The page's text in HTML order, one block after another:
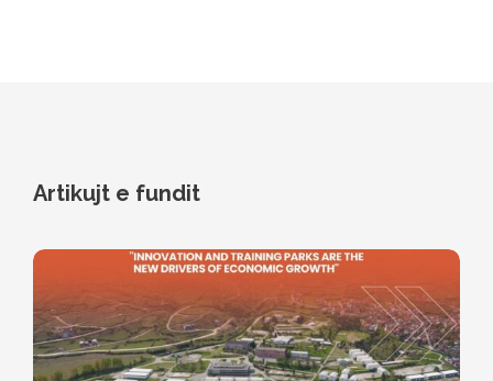
Artikujt e fundit